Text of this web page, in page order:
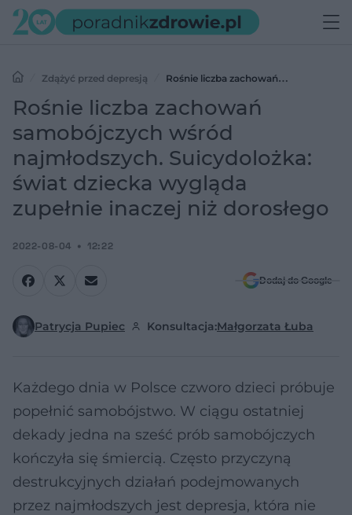
Zdążyć przed depresją
Rośnie liczba zachowań
samobójczych wśród najmłodszych. Suicydolożka: świat dziecka
Rośnie liczba zachowań
samobójczych wśród
najmłodszych. Suicydolożka:
świat dziecka wygląda
zupełnie inaczej niż dorosłego
2022-08-04 12:22
Dodaj do Google
Patrycja Pupiec Konsultacja:Małgorzata Łuba
Każdego dnia w Polsce czworo dzieci próbuje
popełnić samobójstwo. W ciągu ostatniej
dekady jedna na sześć prób samobójczych
kończyła się śmiercią. Często przyczyną
destrukcyjnych działań podejmowanych
przez najmłodszych jest depresja, która nie